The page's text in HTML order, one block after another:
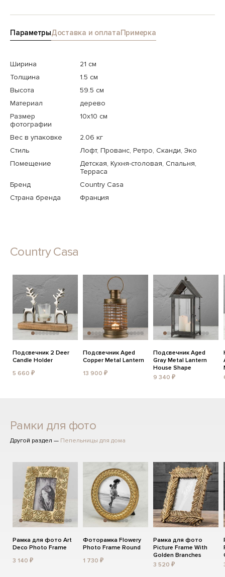
ПараметрыДоставка и оплатаПримерка
Ширина
21 см
Толщина
1.5 см
Высота
59.5 см
Материал
дерево
Размер
фотографии
10х10 см
Вес в упаковке
2.06 кг
Стиль
Лофт, Прованс, Ретро, Сканди, Эко
Помещение
Детская, Кухня-столовая, Спальня,
Терраса
Бренд
Country Casa
Страна бренда
Франция
Country Casa
Подсвечник 2 Deer
Candle Holder
5 660 ₽
Подсвечник Aged
Copper Metal Lantern
13 900 ₽
Подсвечник Aged
Gray Metal Lantern
House Shape
9 340 ₽
Рамки для фото
Другой раздел — Пепельницы для дома
Рамка для фото Art
Deco Photo Frame
3 140 ₽
Фоторамка Flowery
Photo Frame Round
1 730 ₽
Рамка для фото
Picture Frame With
Golden Branches
3 520 ₽